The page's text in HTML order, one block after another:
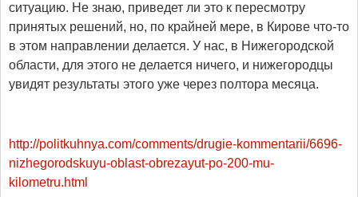
ситуацию. Не знаю, приведет ли это к пересмотру
принятых решений, но, по крайней мере, в Кирове что-то
в этом направлении делается. У нас, в Нижегородской
области, для этого не делается ничего, и нижегородцы
увидят результаты этого уже через полтора месяца.
http://politkuhnya.com/comments/drugie-kommentarii/6696-
nizhegorodskuyu-oblast-obrezayut-po-200-mu-
kilometru.html